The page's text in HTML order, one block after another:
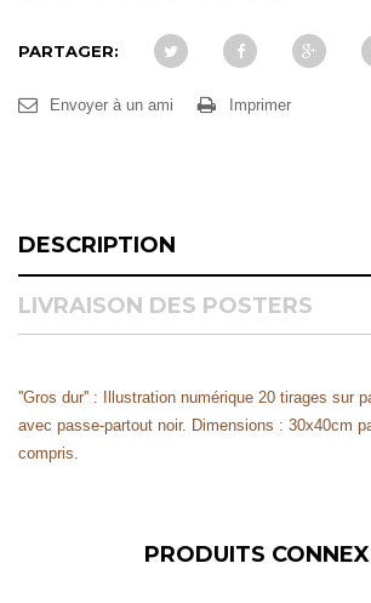
PARTAGER:
Envoyer à un ami Imprimer
DESCRIPTION
LIVRAISON DES POSTERS
''Gros dur'' : Illustration numérique 20 tirages sur
avec passe-partout noir. Dimensions : 30x40cm
compris.
PRODUITS